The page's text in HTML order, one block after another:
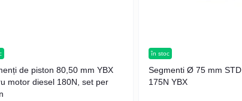
de piston 80,50 mm YBX
motor diesel 180N, set per
în stoc
Segmenti Ø 75 mm STD motor diesel
175N YBX